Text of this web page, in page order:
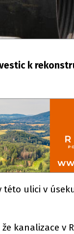
k
této ulici v
kanalizace v